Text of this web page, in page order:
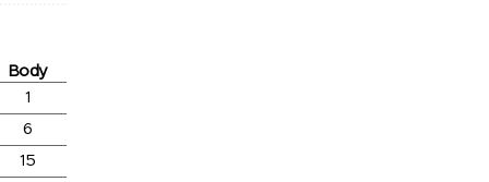
Body
1
6
15